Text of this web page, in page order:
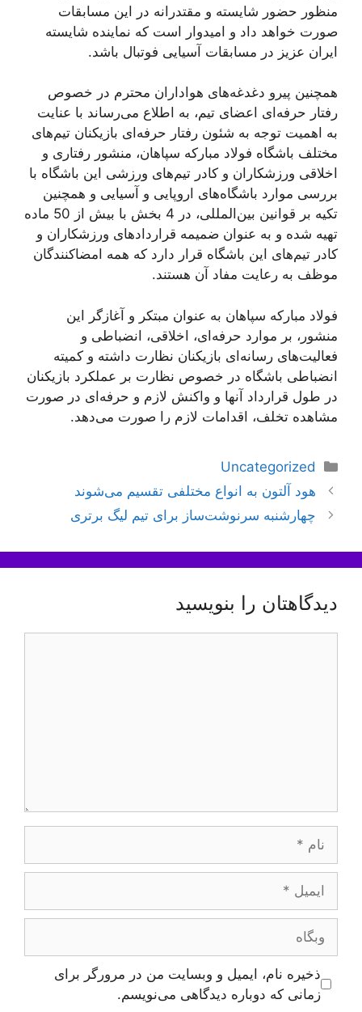
منظور حضور شایسته و مقتدرانه در این مسابقات
صورت خواهد داد و امیدوار است که نماینده شایسته
ایران عزیز در مسابقات آسیایی فوتبال باشد.
همچنین پیرو دغدغه‌های هواداران محترم در خصوص
رفتار حرفه‌ای اعضای تیم، به اطلاع می‌رساند با عنایت
به اهمیت توجه به شئون رفتار حرفه‌ای بازیکنان تیم‌های
مختلف باشگاه فولاد مبارکه سپاهان، منشور رفتاری و
اخلاقی ورزشکاران و کادر تیم‌های ورزشی این باشگاه با
بررسی موارد باشگاه‌های اروپایی و آسیایی و همچنین
تکیه بر قوانین بین‌المللی، در 4 بخش با بیش از 50 ماده
تهیه شده و به عنوان ضمیمه قراردادهای ورزشکاران و
کادر تیم‌های این باشگاه قرار دارد که همه امضاکنندگان
موظف به رعایت مفاد آن هستند.
فولاد مبارکه سپاهان به عنوان مبتکر و آغازگر این
منشور، بر موارد حرفه‌ای، اخلاقی، انضباطی و
فعالیت‌های رسانه‌ای بازیکنان نظارت داشته و کمیته
انضباطی باشگاه در خصوص نظارت بر عملکرد بازیکنان
در طول قرارداد آنها و واکنش لازم و حرفه‌ای در صورت
مشاهده تخلف، اقدامات لازم را صورت می‌دهد.
دسته‌ها
Uncategorized
ناوبری
نوشته‌ها
هود آلتون به انواع مختلفی تقسیم می‌شوند
چهارشنبه سرنوشت‌ساز برای تیم لیگ برتری
دیدگاهتان را بنویسید
وبگاه
ذخیره نام، ایمیل و وبسایت من در مرورگر برای
زمانی که دوباره دیدگاهی می‌نویسم.